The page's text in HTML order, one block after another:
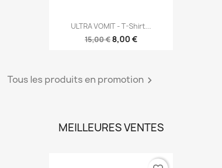
ULTRA VOMIT - T-Shirt...
15,00 € 8,00 €
Tous les produits en promotion 
MEILLEURES VENTES